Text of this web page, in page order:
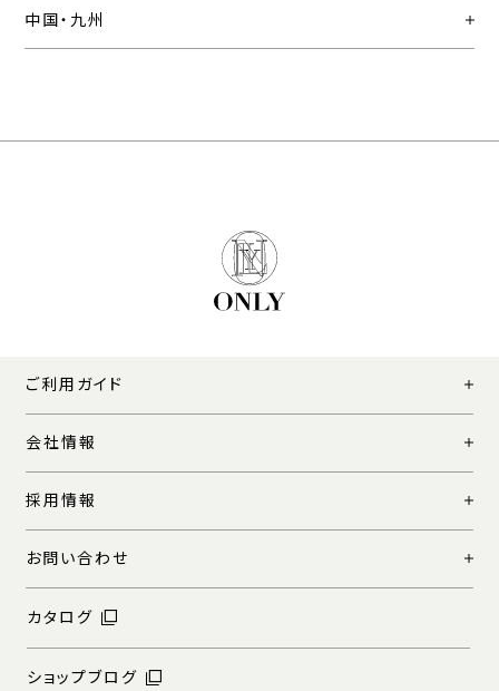
中国・九州
ご利用ガイド
会社情報
採用情報
お問い合わせ
カタログ
ショップブログ